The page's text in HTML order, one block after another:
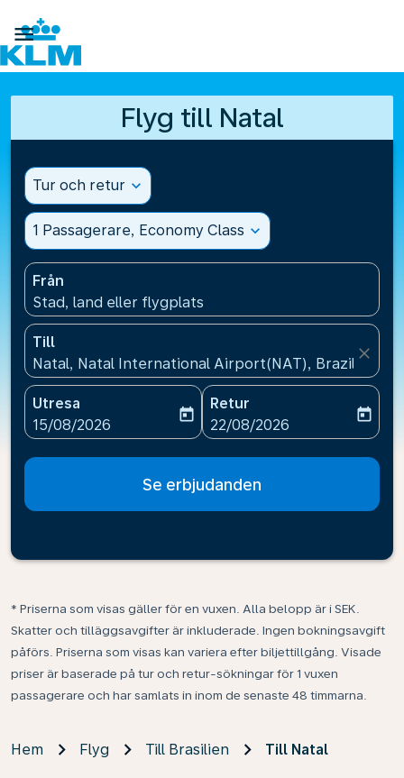

Flyg till Natal
Tur och retur expand_more
1 Passagerare, Economy Class expand_more
Från
Stad, land eller flygplats
Till
Natal, Natal International Airport(NAT), Brazil
close
Utresa
fc-booking-departure-date-aria-label
15/08/2026
today
Retur
fc-booking-return-date-
22/08/2026
today
Se erbjudanden
* Priserna som visas gäller för en vuxen. Alla belopp är i SEK.
Skatter och tilläggsavgifter är inkluderade. Ingen bokningsavgift
påförs. Priserna som visas kan variera efter biljettillgång. Visade
priser är baserade på tur och retur-sökningar för 1 vuxen
passagerare och har samlats in inom de senaste 48 timmarna.
Hem Flyg Till Brasilien Till Natal